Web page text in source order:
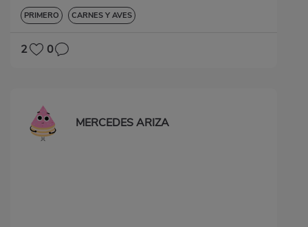
PRIMERO CARNES Y AVES
2 0
MERCEDES ARIZA